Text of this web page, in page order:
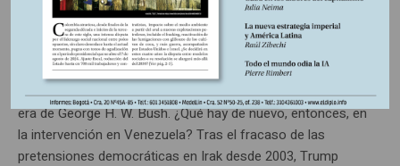
Imperialismo sin buenos
modales
Estados Unidos despliega políticas imperialistas desde la
era de George H. W. Bush. ¿Qué hay de nuevo, entonces, en
la intervención en Venezuela? Tras el fracaso de las
pretensiones democráticas en Irak desde 2003, Trump